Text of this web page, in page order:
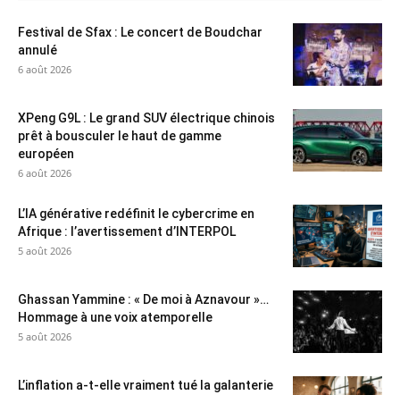
Festival de Sfax : Le concert de Boudchar
annulé
6 août 2026
XPeng G9L : Le grand SUV électrique chinois
prêt à bousculer le haut de gamme
européen
6 août 2026
L’IA générative redéfinit le cybercrime en
Afrique : l’avertissement d’INTERPOL
5 août 2026
Ghassan Yammine : « De moi à Aznavour »…
Hommage à une voix atemporelle
5 août 2026
L’inflation a-t-elle vraiment tué la galanterie